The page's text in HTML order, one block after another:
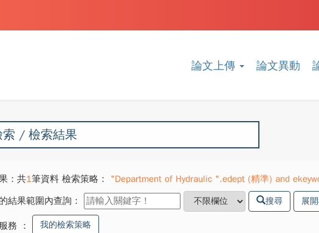
論文上傳 論文異動
索 / 檢索結果
：共1筆資料 檢索策略：
"Department of Hydraulic ".edept (精準) and
結果範圍內查詢：
搜尋 展
務 ： 我的檢索策略